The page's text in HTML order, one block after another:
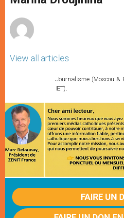
p e k
View all articles
Journalisme (Moscou &
IET).
FAIRE UN